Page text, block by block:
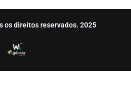
os direitos reservados. 2025